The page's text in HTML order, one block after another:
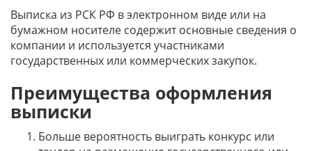
Выписка из РСК РФ в электронном виде или на
бумажном носителе содержит основные сведения о
компании и используется участниками
государственных или коммерческих закупок.
Преимущества оформления
выписки
Больше вероятность выиграть конкурс или